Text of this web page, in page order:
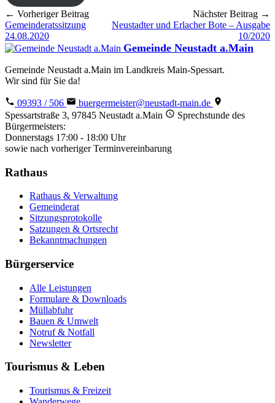
← Vorheriger Beitrag
Gemeinderatssitzung
24.08.2020
Nächster Beitrag →
Neustadter und Erlacher Bote – Ausgabe
10/2020
Gemeinde Neustadt a.Main
Gemeinde Neustadt a.Main im Landkreis Main-Spessart.
Wir sind für Sie da!
09393 / 506
buergermeister@neustadt-main.de
Spessartstraße 3, 97845 Neustadt a.Main
Sprechstunde des
Bürgermeisters:
Donnerstags 17:00 - 18:00 Uhr
sowie nach vorheriger Terminvereinbarung
Rathaus
Rathaus & Verwaltung
Gemeinderat
Sitzungsprotokolle
Satzungen & Ortsrecht
Bekanntmachungen
Bürgerservice
Alle Leistungen
Formulare & Downloads
Müllabfuhr
Bauen & Umwelt
Notruf & Notfall
Newsletter
Tourismus & Leben
Tourismus & Freizeit